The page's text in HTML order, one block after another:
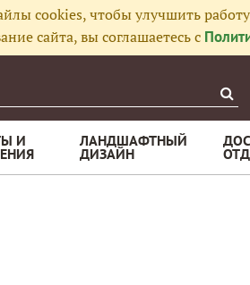
cookies, чтобы улучшить
сайта, вы соглашаетесь с
И ЛАНДШАФТНЫЙ
ДИЗАЙН